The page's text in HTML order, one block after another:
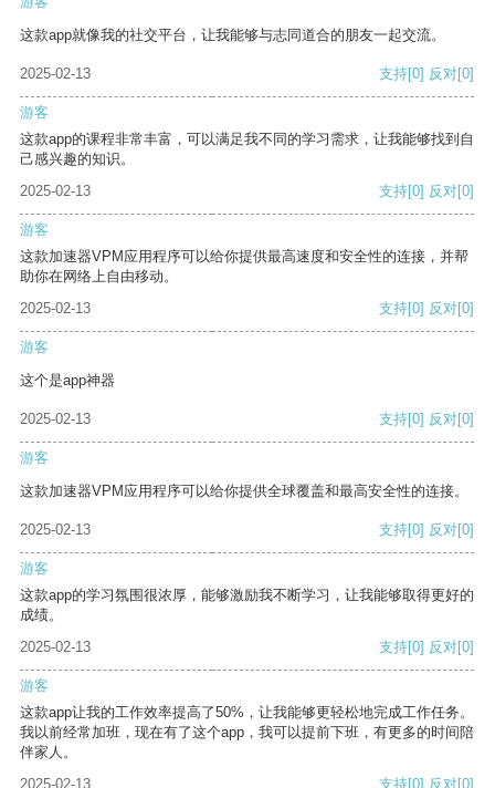
这款app就像我的社交平台，让我能够与志同道合的朋友一起交流。
2025-02-13 支持[0] 反对[0]
游客
这款app的课程非常丰富，可以满足我不同的学习需求，让我能够找到自
己感兴趣的知识。
2025-02-13
支持[0] 反对[0]
游客
这款加速器VPM应用程序可以给你提供最高速度和安全性的连接，并帮
助你在网络上自由移动。
2025-02-13
支持[0] 反对[0]
游客
这个是app神器
2025-02-13 支持[0] 反对[0]
游客
这款加速器VPM应用程序可以给你提供全球覆盖和最高安全性的连接。
2025-02-13 支持[0] 反对[0]
游客
这款app的学习氛围很浓厚，能够激励我不断学习，让我能够取得更好的
成绩。
2025-02-13
支持[0] 反对[0]
游客
这款app让我的工作效率提高了50%，让我能够更轻松地完成工作任务。
我以前经常加班，现在有了这个app，我可以提前下班，有更多的时间陪
伴家人。
2025-02-13
支持[0] 反对[0]